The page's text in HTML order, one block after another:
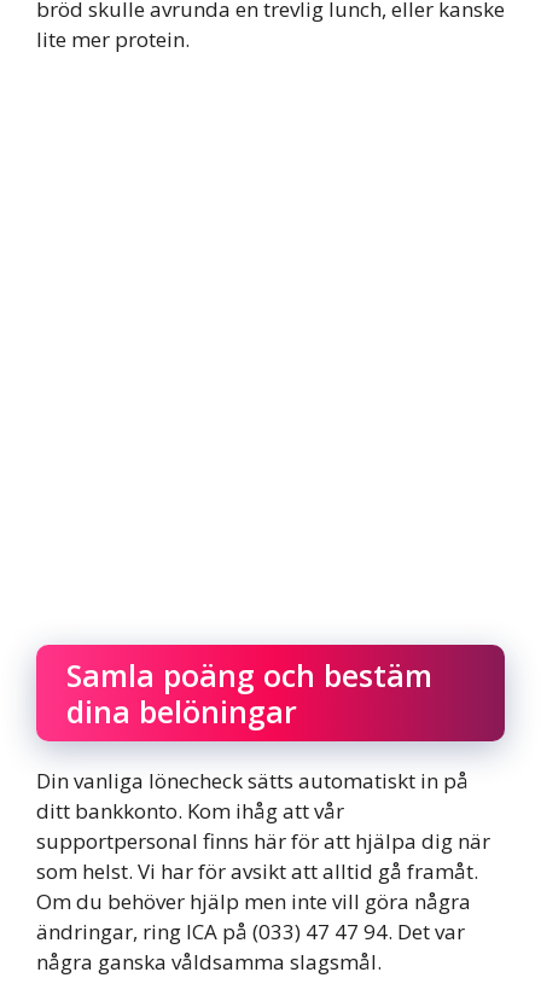
bröd skulle avrunda en trevlig lunch, eller kanske
lite mer protein.
Samla poäng och bestäm
dina belöningar
Din vanliga lönecheck sätts automatiskt in på
ditt bankkonto. Kom ihåg att vår
supportpersonal finns här för att hjälpa dig när
som helst. Vi har för avsikt att alltid gå framåt.
Om du behöver hjälp men inte vill göra några
ändringar, ring ICA på (033) 47 47 94. Det var
några ganska våldsamma slagsmål.